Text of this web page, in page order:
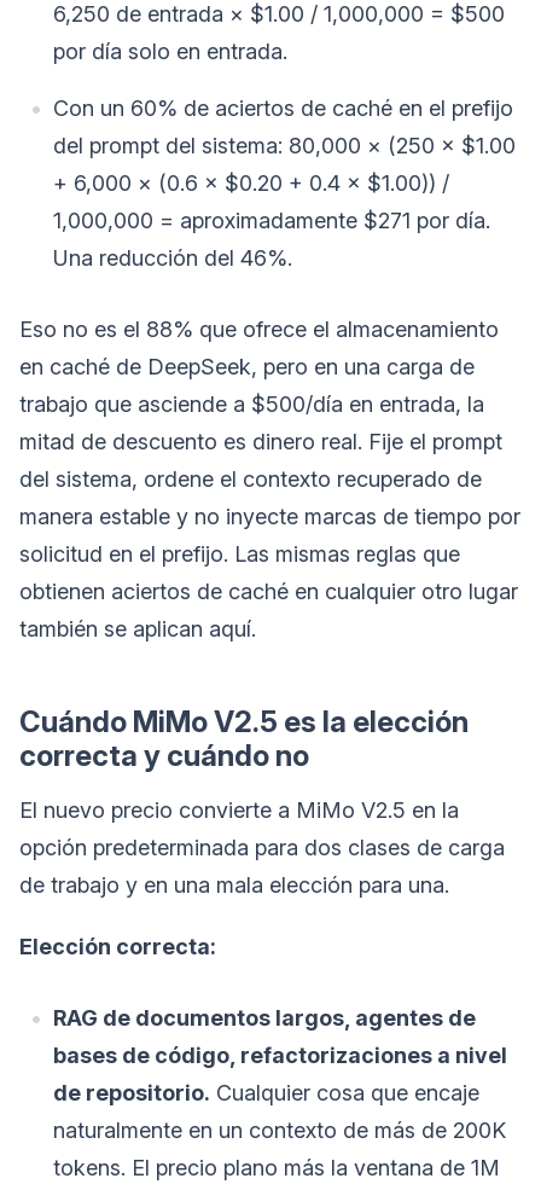
6,250 de entrada × $1.00 / 1,000,000 = $500
por día solo en entrada.
Con un 60% de aciertos de caché en el prefijo
del prompt del sistema: 80,000 × (250 × $1.00
+ 6,000 × (0.6 × $0.20 + 0.4 × $1.00)) /
1,000,000 = aproximadamente $271 por día.
Una reducción del 46%.
Eso no es el 88% que ofrece el almacenamiento
en caché de DeepSeek, pero en una carga de
trabajo que asciende a $500/día en entrada, la
mitad de descuento es dinero real. Fije el prompt
del sistema, ordene el contexto recuperado de
manera estable y no inyecte marcas de tiempo por
solicitud en el prefijo. Las mismas reglas que
obtienen aciertos de caché en cualquier otro lugar
también se aplican aquí.
Cuándo MiMo V2.5 es la elección
correcta y cuándo no
El nuevo precio convierte a MiMo V2.5 en la
opción predeterminada para dos clases de carga
de trabajo y en una mala elección para una.
Elección correcta:
RAG de documentos largos, agentes de
bases de código, refactorizaciones a nivel
de repositorio. Cualquier cosa que encaje
naturalmente en un contexto de más de 200K
tokens. El precio plano más la ventana de 1M